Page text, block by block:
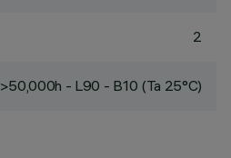
2
>50,000h - L90 - B10 (Ta 25°C)